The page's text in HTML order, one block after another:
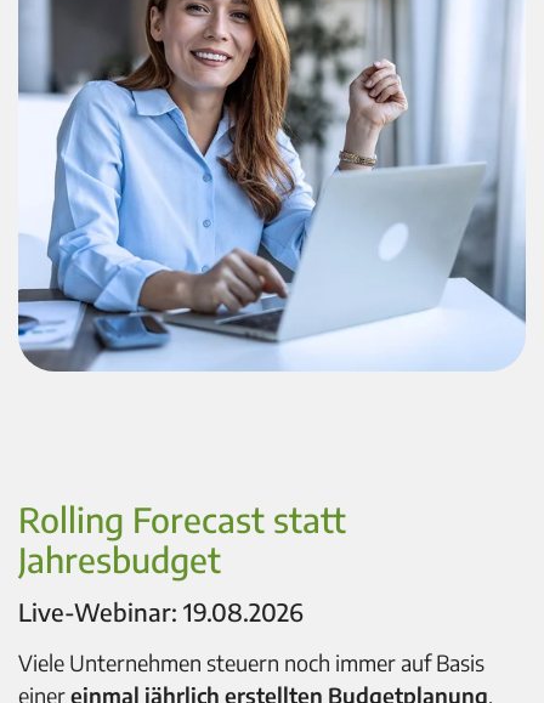
Rolling Forecast statt
Jahresbudget
Live-Webinar: 19.08.2026
Viele Unternehmen steuern noch immer auf Basis
einereinmal jährlich erstellten Budgetplanung.